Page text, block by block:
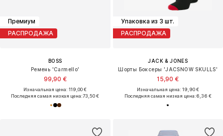
Премиум
РАСПРОДАЖА
BOSS
Ремень 'Carmello'
99,90 €
Изначальная цена: 119,00 €
Последняя самая низкая цена:73,50 €
Упаковка из 3 шт.
РАСПРОДАЖА
JACK & JONES
Шорты Боксеры 'JACSNOW SKULLS'
15,90 €
Изначальная цена: 19,90 €
Последняя самая низкая цена:6,36 €